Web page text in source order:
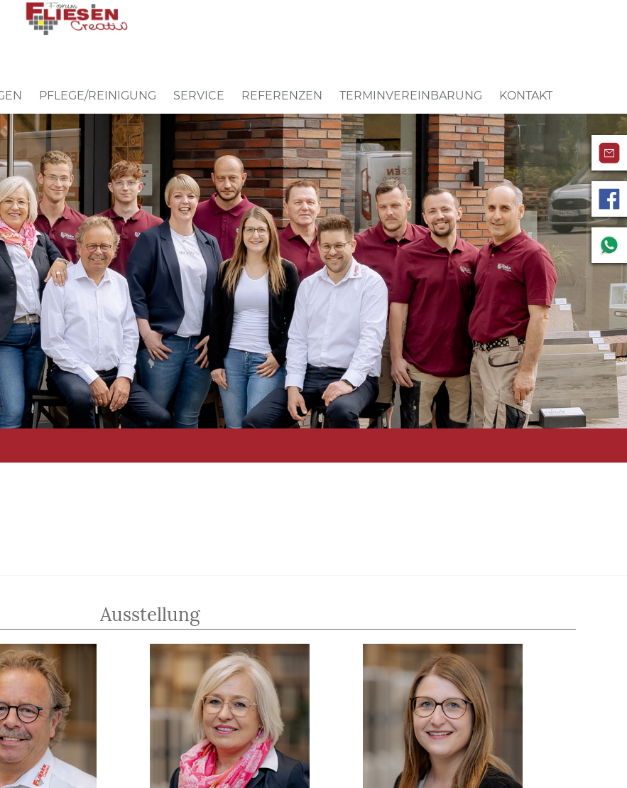
PFLEGE/REINIGUNG SERVICE REFERENZEN TERMINVEREINBARUNG KONTAKT
Ausstellung